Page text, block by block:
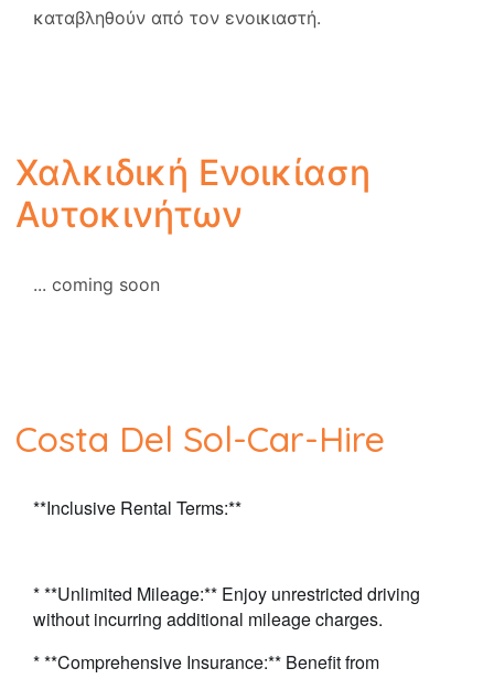
καταβληθούν από τον ενοικιαστή.
Χαλκιδική Ενοικίαση
Αυτοκινήτων
... coming soon
Costa Del Sol-Car-Hire
**Inclusive Rental Terms:**
* **Unlimited Mileage:** Enjoy unrestricted driving
without incurring additional mileagecharges.
* **Comprehensive Insurance:** Benefit from